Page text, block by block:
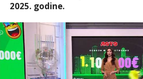
2025. godine.